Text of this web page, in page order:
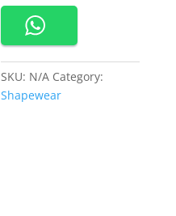
Erin
quantity
SKU: N/A Category:
Shapewear